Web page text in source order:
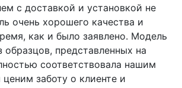
с доставкой и установкой не
очень хорошего качества и
как и было заявлено. Модель
представленных на
соответствовала нашим
заботу о клиенте и